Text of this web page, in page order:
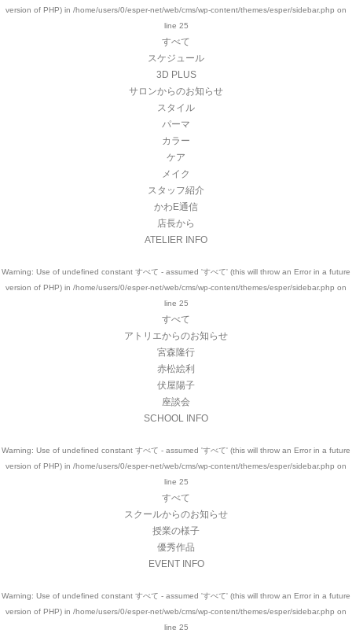
version of PHP) in /home/users/0/esper-net/web/cms/wp-content/themes/esper/sidebar.php on
line 25
すべて
スケジュール
3D PLUS
サロンからのお知らせ
スタイル
パーマ
カラー
ケア
メイク
スタッフ紹介
かわE通信
店長から
ATELIER INFO
Warning: Use of undefined constant すべて - assumed 'すべて' (this will throw an Error in a future
version of PHP) in /home/users/0/esper-net/web/cms/wp-content/themes/esper/sidebar.php on
line 25
すべて
アトリエからのお知らせ
宮森隆行
赤松絵利
伏屋陽子
座談会
SCHOOL INFO
Warning: Use of undefined constant すべて - assumed 'すべて' (this will throw an Error in a future
version of PHP) in /home/users/0/esper-net/web/cms/wp-content/themes/esper/sidebar.php on
line 25
すべて
スクールからのお知らせ
授業の様子
優秀作品
EVENT INFO
Warning: Use of undefined constant すべて - assumed 'すべて' (this will throw an Error in a future
version of PHP) in /home/users/0/esper-net/web/cms/wp-content/themes/esper/sidebar.php on
line 25